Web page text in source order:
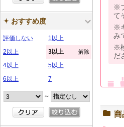
※
て
※
み
※
だ
商
おすすめ度
評価しない
1以上
2以上
3以上 解除
4以上
5以上
6以上
7
～